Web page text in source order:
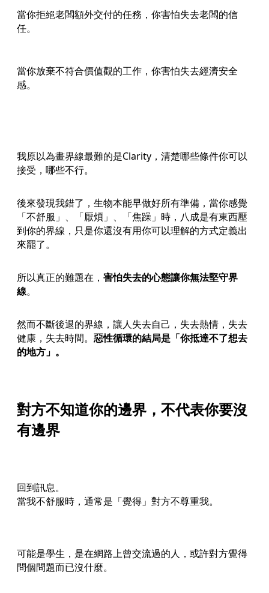
當你拒絕老闆額外交付的任務，你害怕失去老闆的信
任。
當你放棄不符合價值觀的工作，你害怕失去經濟安全
感。
我原以為畫界線最難的是Clarity，清楚哪些條件你可以
接受，哪些不行。
後來發現我錯了，生物本能早做好所有準備，當你感覺
「不舒服」、「厭煩」、「焦躁」時，八成是有東西壓
到你的界線，只是你還沒有用你可以理解的方式定義出
來罷了。
所以真正的難題在， 害怕失去的心態讓你無法堅守界
線。
然而不斷後退的界線，讓人失去自己，失去熱情，失去
健康，失去時間。 惡性循環的結局是「你抵達不了想去
的地方」。
對方不知道你的邊界，不代表你要沒
有邊界
回到訊息。
當我不舒服時，通常是「覺得」對方不尊重我。
可能是學生，是在網路上曾交流過的人，或許對方覺得
問個問題而已沒什麼。